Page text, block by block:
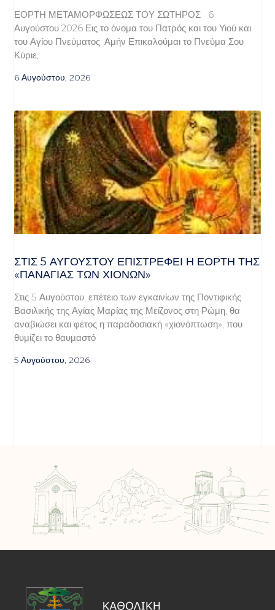
ΕΟΡΤΗ ΜΕΤΑΜΟΡΦΩΣΕΩΣ ΤΟΥ ΣΩΤΗΡΟΣ 6
Αυγούστου 2026 Εις το όνομα του Πατρός και του Υιού και
του Αγίου Πνεύματος. Αμήν Επικαλούμαι το Πνεύμα Σου
Κύριε,
6 Αυγούστου, 2026
ΣΤΙΣ 5 ΑΥΓΟΎΣΤΟΥ ΕΠΙΣΤΡΈΦΕΙ Η ΕΟΡΤΉ ΤΗΣ
«ΠΑΝΑΓΊΑΣ ΤΩΝ ΧΙΌΝΩΝ»
Στις 5 Αυγούστου, επέτειο των εγκαινίων της Ποντιφικής
Βασιλικής της Αγίας Μαρίας της Μείζονος στη Ρώμη, θα
αναβιώσει και φέτος η παραδοσιακή «χιονόπτωση», που
θυμίζει το θαυμαστό
5 Αυγούστου, 2026